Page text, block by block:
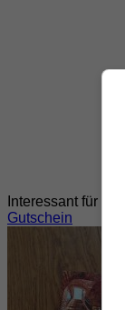
Interessant für Sie?
Gutschein